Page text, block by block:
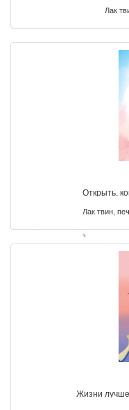
Лак
Открыть,
Лак твин,
Жизни